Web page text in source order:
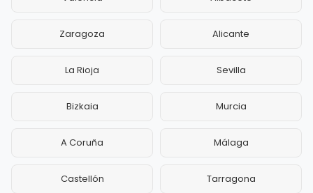
Zaragoza Alicante
La Rioja Sevilla
Bizkaia Murcia
A Coruña Málaga
Castellón Tarragona